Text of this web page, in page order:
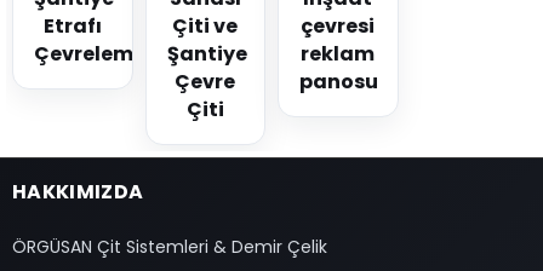
Etrafı
Çevreleme
Çiti ve
Şantiye
Çevre
Çiti
çevresi
reklam
panosu
HAKKIMIZDA
ÖRGÜSAN Çit Sistemleri & Demir Çelik